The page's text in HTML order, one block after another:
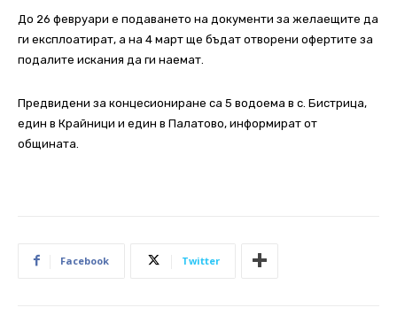
До 26 февруари е подаването на документи за желаещите да
ги експлоатират, а на 4 март ще бъдат отворени офертите за
подалите искания да ги наемат.
Предвидени за концесиониране са 5 водоема в с. Бистрица,
един в Крайници и един в Палатово, информират от
общината.
Facebook Twitter